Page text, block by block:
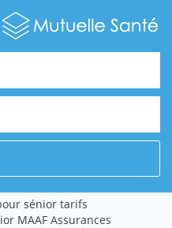
sénior tarifs
MAAF Assurances